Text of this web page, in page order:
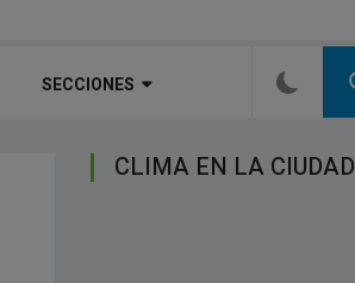
SECCIONES
CLIMA EN LA CIUDAD